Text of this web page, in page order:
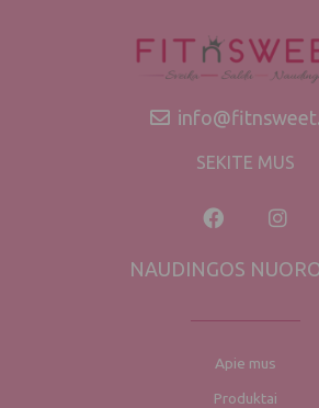
SEKITE MUS
NAUDINGOS
Apie mus
Produktai